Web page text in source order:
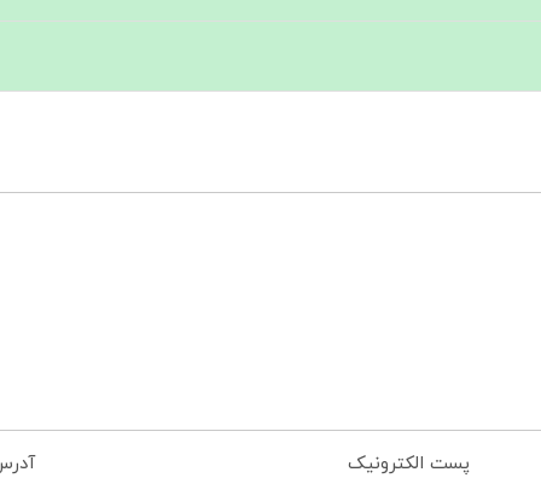
پست الکترونیک